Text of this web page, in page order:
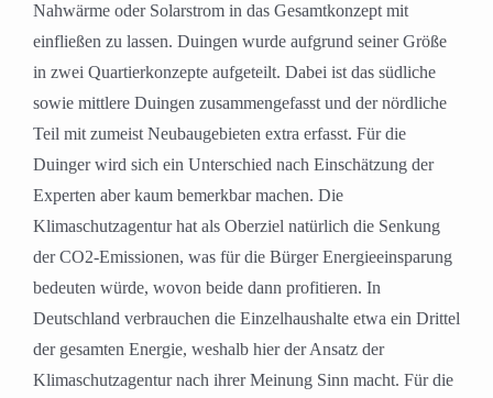
Nahwärme oder Solarstrom in das Gesamtkonzept mit
einfließen zu lassen. Duingen wurde aufgrund seiner Größe
in zwei Quartierkonzepte aufgeteilt. Dabei ist das südliche
sowie mittlere Duingen zusammengefasst und der nördliche
Teil mit zumeist Neubaugebieten extra erfasst. Für die
Duinger wird sich ein Unterschied nach Einschätzung der
Experten aber kaum bemerkbar machen. Die
Klimaschutzagentur hat als Oberziel natürlich die Senkung
der CO2-Emissionen, was für die Bürger Energieeinsparung
bedeuten würde, wovon beide dann profitieren. In
Deutschland verbrauchen die Einzelhaushalte etwa ein Drittel
der gesamten Energie, weshalb hier der Ansatz der
Klimaschutzagentur nach ihrer Meinung Sinn macht. Für die